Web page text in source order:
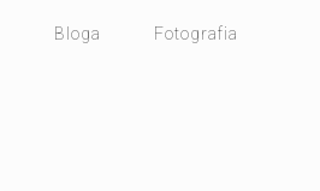
Bloga
Fotografia